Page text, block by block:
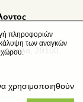
29100,
πληροφοριών
κάλυψη των αναγκών
χρησιμοποιηθούν